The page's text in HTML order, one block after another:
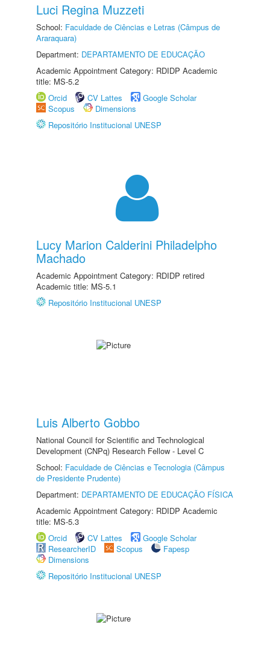
Luci Regina Muzzeti
School: Faculdade de Ciências e Letras (Câmpus de
Araraquara)
Department: DEPARTAMENTO DE EDUCAÇÃO
Academic Appointment Category: RDIDP Academic
title: MS-5.2
Orcid
CV Lattes
Google Scholar
Scopus
Dimensions
Repositório Institucional UNESP
Lucy Marion Calderini Philadelpho
Machado
Academic Appointment Category: RDIDP retired
Academic title: MS-5.1
Repositório Institucional UNESP
Luis Alberto Gobbo
National Council for Scientific and Technological
Development (CNPq) Research Fellow - Level C
School: Faculdade de Ciências e Tecnologia (Câmpus
de Presidente Prudente)
Department: DEPARTAMENTO DE EDUCAÇÃO FÍSICA
Academic Appointment Category: RDIDP Academic
title: MS-5.3
Orcid
CV Lattes
Google Scholar
ResearcherID
Scopus
Fapesp
Dimensions
Repositório Institucional UNESP